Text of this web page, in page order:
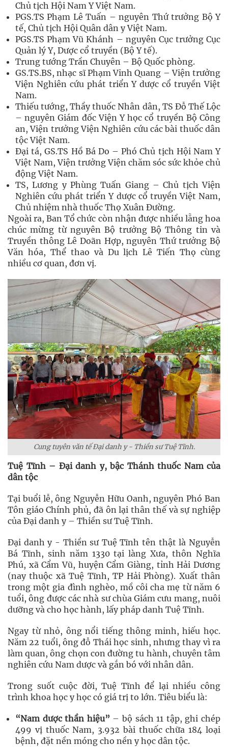
Chủ tịch Hội Nam Y Việt Nam.
PGS.TS Phạm Lê Tuấn – nguyên Thứ trưởng Bộ Y
tế, Chủ tịch Hội Quân dân y Việt Nam.
PGS.TS Phạm Vũ Khánh – nguyên Cục trưởng Cục
Quản lý Y, Dược cổ truyền (Bộ Y tế).
Trung tướng Trần Chuyên – Bộ Quốc phòng.
GS.TS.BS, nhạc sĩ Phạm Vinh Quang – Viện trưởng
Viện Nghiên cứu phát triển Y dược cổ truyền Việt
Nam.
Thiếu tướng, Thầy thuốc Nhân dân, TS Đỗ Thế Lộc
– nguyên Giám đốc Viện Y học cổ truyền Bộ Công
an, Viện trưởng Viện Nghiên cứu các bài thuốc dân
tộc Việt Nam.
Đại tá, GS.TS Hồ Bá Do – Phó Chủ tịch Hội Nam Y
Việt Nam, Viện trưởng Viện chăm sóc sức khỏe chủ
động Việt Nam.
TS, Lương y Phùng Tuấn Giang – Chủ tịch Viện
Nghiên cứu phát triển Y dược cổ truyền Việt Nam,
Chủ nhiệm nhà thuốc Thọ Xuân Đường.
Ngoài ra, Ban Tổ chức còn nhận được nhiều lẵng hoa
chúc mừng từ nguyên Bộ trưởng Bộ Thông tin và
Truyền thông Lê Doãn Hợp, nguyên Thứ trưởng Bộ
Văn hóa, Thể thao và Du lịch Lê Tiến Thọ cùng
nhiều cơ quan, đơn vị.
Cung tuyên văn tế Đại danh y - Thiền sư Tuệ Tĩnh.
Tuệ Tĩnh – Đại danh y, bậc Thánh thuốc Nam của
dân tộc
Tại buổi lễ, ông Nguyễn Hữu Oanh, nguyên Phó Ban
Tôn giáo Chính phủ, đã ôn lại thân thế và sự nghiệp
của Đại danh y – Thiền sư Tuệ Tĩnh.
Đại danh y - Thiền sư Tuệ Tĩnh tên thật là Nguyễn
Bá Tĩnh, sinh năm 1330 tại làng Xưa, thôn Nghĩa
Phú, xã Cẩm Vũ, huyện Cẩm Giàng, tỉnh Hải Dương
(nay thuộc xã Tuệ Tĩnh, TP Hải Phòng). Xuất thân
trong một gia đình nghèo, mồ côi cha mẹ từ năm 6
tuổi, ông được các nhà sư chùa Giám cưu mang, nuôi
dưỡng và cho học hành, lấy pháp danh Tuệ Tĩnh.
Ngay từ nhỏ, ông nổi tiếng thông minh, hiếu học.
Năm 22 tuổi, ông đỗ Thái học sinh, nhưng thay vì ra
làm quan, ông chọn con đường tu hành, chuyên tâm
nghiên cứu Nam dược và gắn bó với nhân dân.
Trong suốt cuộc đời, Tuệ Tĩnh để lại nhiều công
trình khoa học y học có giá trị to lớn. Tiêu biểu là:
“Nam dược thần hiệu”– bộ sách 11 tập, ghi chép
499 vị thuốc Nam, 3.932 bài thuốc chữa 184 loại
bệnh, đặt nền móng cho nền y học dân tộc.